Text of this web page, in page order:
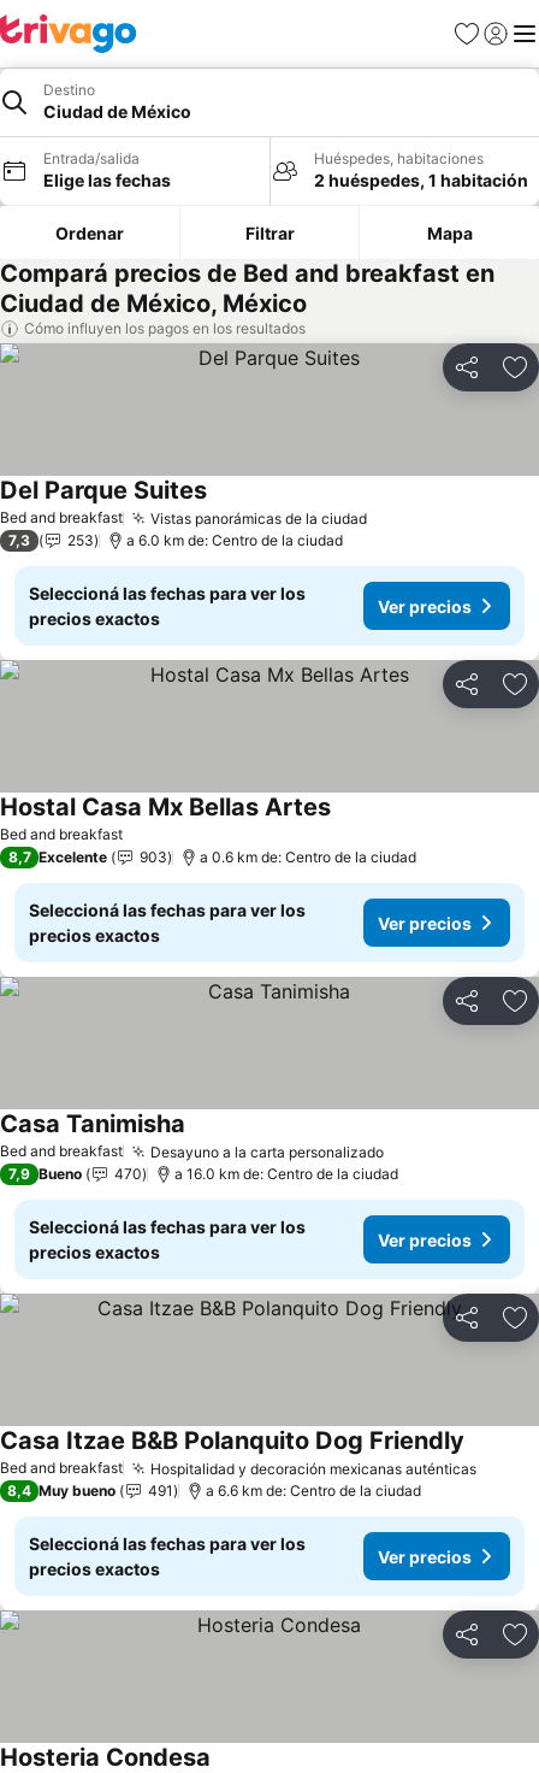
Favoritos
Iniciar
Destino
Ciudad de México
Entrada/salida
Elige las fechas
Huéspedes, habitaciones
2 huéspedes, 1 habitación
Ordenar Filtrar Mapa
Compará precios de Bed and breakfast en
Ciudad de México, México
Cómo influyen los pagos en los resultados
Compartir
Bed and breakfast Vistas panorámicas de la ciudadVer precios
Del Parque SuitesVer precios
7,3 253 a 6.0 km de: Centro de la ciudad
Seleccioná las fechas para ver los
precios exactos
Ver precios
Compartir
Bed and breakfast
Hostal Casa Mx Bellas ArtesVer precios
8,7 Excelente 903 a 0.6 km de: Centro de la ciudad
Seleccioná las fechas para ver los
precios exactos
Ver precios
Compartir
Bed and breakfast Desayuno a la carta personalizadoVer precios
Casa Tanimisha
7,9 Bueno 470 a 16.0 km de: Centro de la ciudad
Seleccioná las fechas para ver los
precios exactos
Ver precios
Compartir
Bed and breakfast Hospitalidad y decoración mexicanas auténticasVer
Casa Itzae B&B Polanquito Dog Friendly
8,4 Muy bueno 491 a 6.6 km de: Centro de la ciudad
Seleccioná las fechas para ver los
precios exactos
Ver precios
Compartir
Hosteria Condesa